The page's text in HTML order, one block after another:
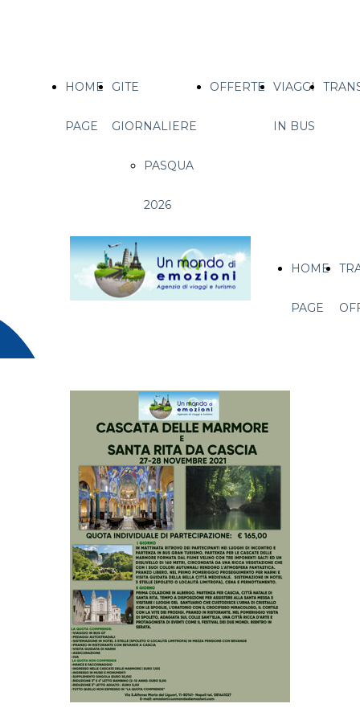
HOME
PAGE
HOME
PAGE
GITE
GIORNALIERE
PASQUA
2026
OFFERTE VIAGGI
IN BUS